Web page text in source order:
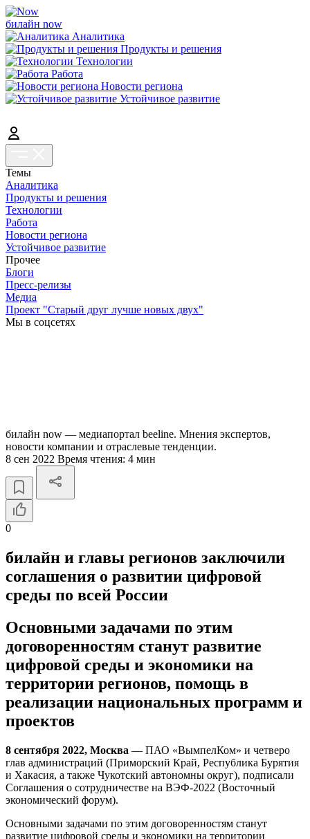
билайн now
Аналитика
Продукты и решения
Технологии
Работа
Новости региона
Устойчивое развитие
Темы
Аналитика
Продукты и решения
Технологии
Работа
Новости региона
Устойчивое развитие
Прочее
Блоги
Пресс-релизы
Медиа
Проект "Старый друг лучше новых двух"
Мы в соцсетях
билайн now — медиапортал beeline. Мнения экспертов,
новости компании и отраслевые тенденции.
8 сен 2022 Время чтения: 4 мин
0
билайн и главы регионов заключили
соглашения о развитии цифровой
среды по всей России
Основными задачами по этим
договоренностям станут развитие
цифровой среды и экономики на
территории регионов, помощь в
реализации национальных программ и
проектов
8 сентября 2022, Москва — ПАО «ВымпелКом» и четверо
глав администраций (Приморский Край, Республика Бурятия
и Хакасия, а также Чукотский автономны округ), подписали
Соглашения о сотрудничестве на ВЭФ-2022 (Восточный
экономический форум).
Основными задачами по этим договоренностям станут
развитие цифровой среды и экономики на территории